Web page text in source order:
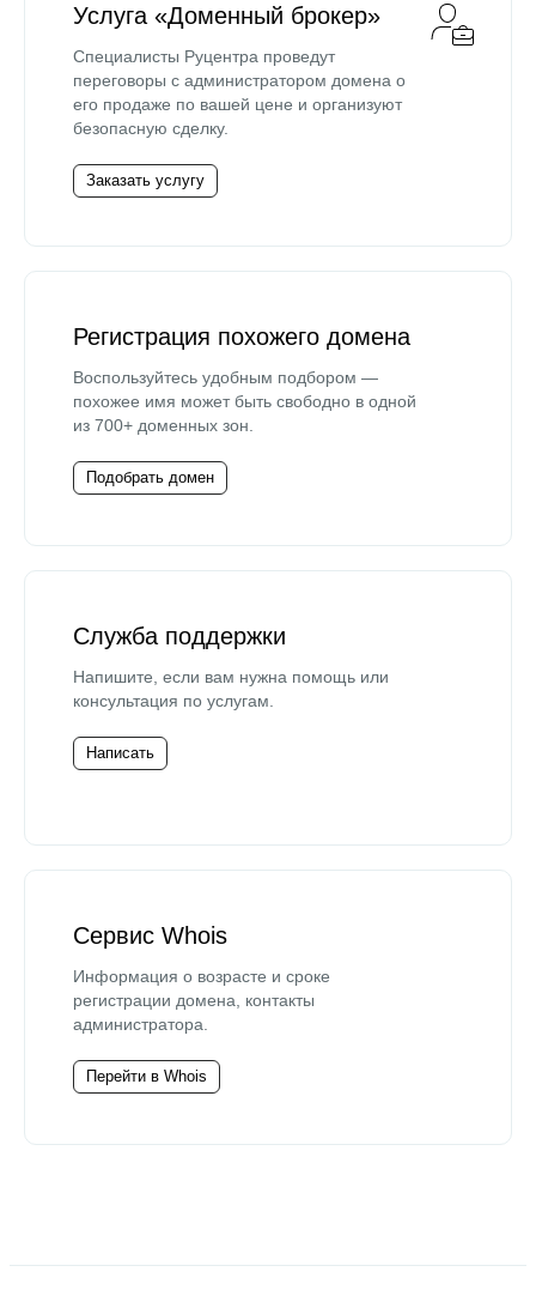
Услуга «Доменный брокер»
Специалисты Руцентра проведут
переговоры с администратором домена о
его продаже по вашей цене и организуют
безопасную сделку.
Заказать услугу
Регистрация похожего домена
Воспользуйтесь удобным подбором —
похожее имя может быть свободно в одной
из 700+ доменных зон.
Подобрать домен
Служба поддержки
Напишите, если вам нужна помощь или
консультация по услугам.
Написать
Сервис Whois
Информация о возрасте и сроке
регистрации домена, контакты
администратора.
Перейти в Whois